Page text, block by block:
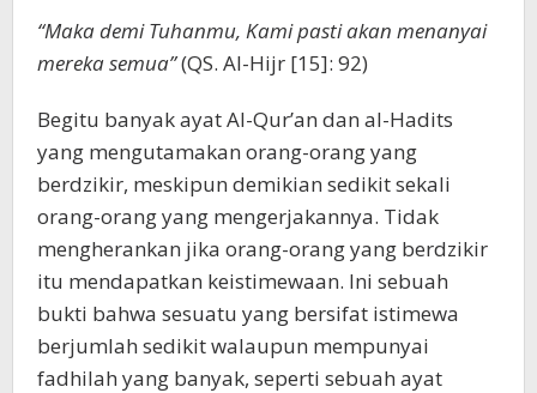
“Maka demi Tuhanmu, Kami pasti akan menanyai
mereka semua”(QS. Al-Hijr [15]: 92)
Begitu banyak ayat Al-Qur’an dan al-Hadits
yang mengutamakan orang-orang yang
berdzikir, meskipun demikian sedikit sekali
orang-orang yang mengerjakannya. Tidak
mengherankan jika orang-orang yang berdzikir
itu mendapatkan keistimewaan. Ini sebuah
bukti bahwa sesuatu yang bersifat istimewa
berjumlah sedikit walaupun mempunyai
fadhilah yang banyak, seperti sebuah ayat